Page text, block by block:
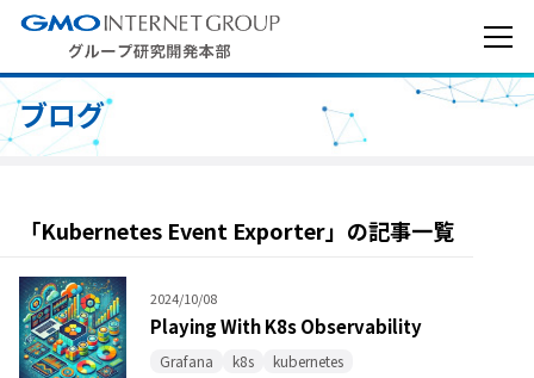
ブログ
「Kubernetes Event Exporter」の記事一覧
2024/10/08
Playing With K8s Observability
Grafana k8s kubernetes